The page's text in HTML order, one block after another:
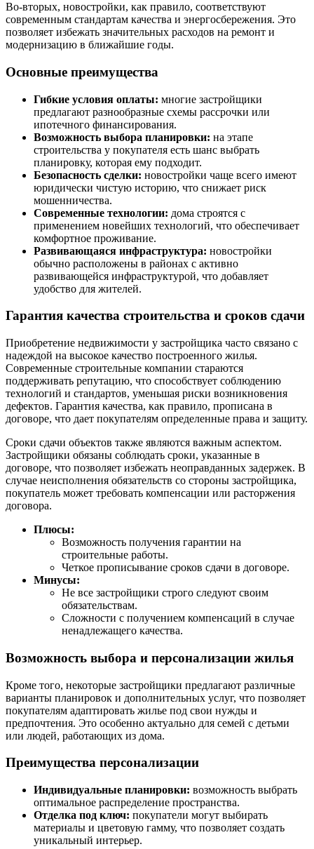
Во-вторых, новостройки, как правило, соответствуют
современным стандартам качества и энергосбережения. Это
позволяет избежать значительных расходов на ремонт и
модернизацию в ближайшие годы.
Основные преимущества
Гибкие условия оплаты: многие застройщики
предлагают разнообразные схемы рассрочки или
ипотечного финансирования.
Возможность выбора планировки: на этапе
строительства у покупателя есть шанс выбрать
планировку, которая ему подходит.
Безопасность сделки: новостройки чаще всего имеют
юридически чистую историю, что снижает риск
мошенничества.
Современные технологии: дома строятся с
применением новейших технологий, что обеспечивает
комфортное проживание.
Развивающаяся инфраструктура: новостройки
обычно расположены в районах с активно
развивающейся инфраструктурой, что добавляет
удобство для жителей.
Гарантия качества строительства и сроков сдачи
Приобретение недвижимости у застройщика часто связано с
надеждой на высокое качество построенного жилья.
Современные строительные компании стараются
поддерживать репутацию, что способствует соблюдению
технологий и стандартов, уменьшая риски возникновения
дефектов. Гарантия качества, как правило, прописана в
договоре, что дает покупателям определенные права и защиту.
Сроки сдачи объектов также являются важным аспектом.
Застройщики обязаны соблюдать сроки, указанные в
договоре, что позволяет избежать неоправданных задержек. В
случае неисполнения обязательств со стороны застройщика,
покупатель может требовать компенсации или расторжения
договора.
Плюсы:
Возможность получения гарантии на
строительные работы.
Четкое прописывание сроков сдачи в договоре.
Минусы:
Не все застройщики строго следуют своим
обязательствам.
Сложности с получением компенсаций в случае
ненадлежащего качества.
Возможность выбора и персонализации жилья
Кроме того, некоторые застройщики предлагают различные
варианты планировок и дополнительных услуг, что позволяет
покупателям адаптировать жилье под свои нужды и
предпочтения. Это особенно актуально для семей с детьми
или людей, работающих из дома.
Преимущества персонализации
Индивидуальные планировки: возможность выбрать
оптимальное распределение пространства.
Отделка под ключ: покупатели могут выбирать
материалы и цветовую гамму, что позволяет создать
уникальный интерьер.